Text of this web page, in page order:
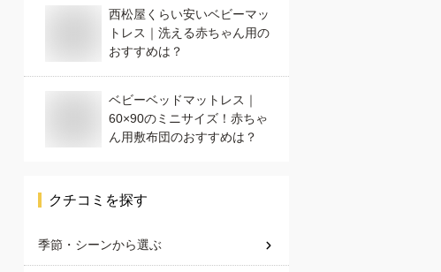
西松屋くらい安いベビーマッ
トレス｜洗える赤ちゃん用の
おすすめは？
ベビーベッドマットレス｜
60×90のミニサイズ！赤ちゃ
ん用敷布団のおすすめは？
クチコミを探す
季節・シーンから選ぶ